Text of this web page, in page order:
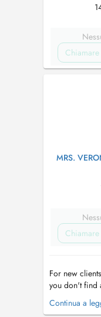
MRS.
For new
you don't find
email with the
for the
Continua a